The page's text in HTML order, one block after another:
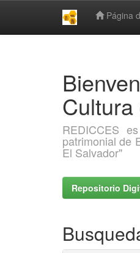
Página
REDICCES
patrimonial de
El Salvador"
Repositorio